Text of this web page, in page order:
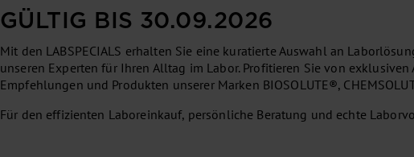
GÜLTIG BIS 30.09.2026
Mit den LABSPECIALS erhalten Sie eine kuratierte Auswahl an
unseren Experten für Ihren Alltag im Labor. Profitieren Sie von exklusiven
Empfehlungen und Produkten unserer Marken BIOSOLUTE®,
Für den effizienten Laboreinkauf, persönliche Beratung und echte